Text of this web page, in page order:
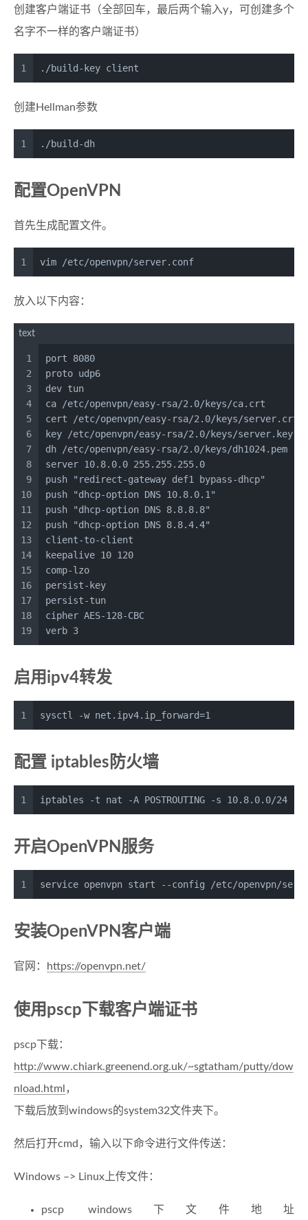
创建客户端证书（全部回车，最后两个输入y，可创建多个
名字不一样的客户端证书）
1 ./build-key client
创建Hellman参数
1 ./build-dh
配置OpenVPN
首先生成配置文件。
1 vim /etc/openvpn/server.conf
放入以下内容：
text
1
2
3
4
5
6
7
8
9
10
11
12
13
14
15
16
17
18
19
port 8080
proto udp6
dev tun
ca /etc/openvpn/easy-rsa/2.0/keys/ca.crt
cert /etc/openvpn/easy-rsa/2.0/keys/server.crt
key /etc/openvpn/easy-rsa/2.0/keys/server.key
dh /etc/openvpn/easy-rsa/2.0/keys/dh1024.pem
server 10.8.0.0 255.255.255.0
push "redirect-gateway def1 bypass-dhcp"
push "dhcp-option DNS 10.8.0.1"
push "dhcp-option DNS 8.8.8.8"
push "dhcp-option DNS 8.8.4.4"
client-to-client
keepalive 10 120
comp-lzo
persist-key
persist-tun
cipher AES-128-CBC
verb 3
启用ipv4转发
1 sysctl -w net.ipv4.ip_forward=1
配置 iptables防火墙
1 iptables -t nat -A POSTROUTING -s 10.8.0.0/24 -o
开启OpenVPN服务
1 service openvpn start --config /etc/openvpn/
安装OpenVPN客户端
官网： https://openvpn.net/
使用pscp下载客户端证书
pscp下载：
http://www.chiark.greenend.org.uk/~sgtatham/putty/dow
nload.html ，
下载后放到windows的system32文件夹下。
然后打开cmd，输入以下命令进行文件传送：
Windows –> Linux上传文件：
pscp windows下文件地址